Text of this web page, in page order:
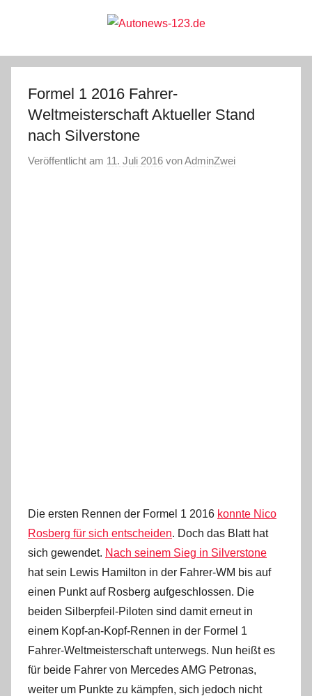
Autonews-
123.de
Formel 1 2016 Fahrer-
Weltmeisterschaft Aktueller Stand
nach Silverstone
Veröffentlicht am 11. Juli 2016 vonAdminZwei
Die ersten Rennen der Formel 1 2016 konnte Nico
Rosberg für sich entscheiden. Doch das Blatt hat
sich gewendet. Nach seinem Sieg in Silverstone
hat sein Lewis Hamilton in der Fahrer-WM bis auf
einen Punkt auf Rosberg aufgeschlossen. Die
beiden Silberpfeil-Piloten sind damit erneut in
einem Kopf-an-Kopf-Rennen in der Formel 1
Fahrer-Weltmeisterschaft unterwegs. Nun heißt es
für beide Fahrer von Mercedes AMG Petronas,
weiter um Punkte zu kämpfen, sich jedoch nicht